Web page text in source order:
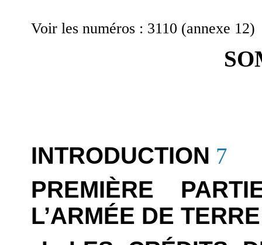
Voir les numéros : 3110 (annexe 12)
INTRODUCTION 7
PREMIÈRE
L’ARMÉE DE